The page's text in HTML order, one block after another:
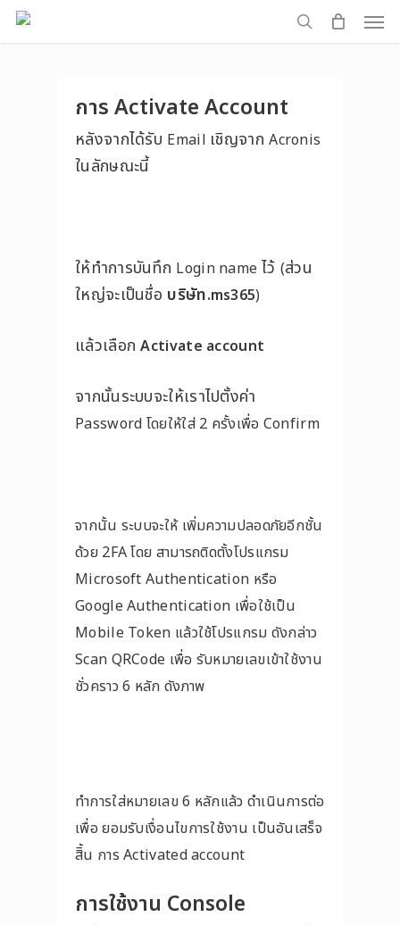
Skip
to
search
การActivate Account
หลังจากได้รับ Email เชิญจากAcronis
ในลักษณะนี้
ให้ทำการบันทึก Login name ไว้ (ส่วน
ใหญ่จะเป็นชื่อ บริษัท.ms365)
แล้วเลือกActivate account
จากนั้นระบบจะให้เราไปตั้งค่า
Password โดยให้ใส่ 2 ครั้งเพื่อ Confirm
จากนั้น ระบบจะให้ เพิ่มความปลอดภัยอีกชั้น
ด้วย 2FA โดย สามารถติดตั้งโปรแกรม
Microsoft Authentication หรือ
Google Authentication เพื่อใช้เป็น
Mobile Token แล้วใช้โปรแกรม ดังกล่าว
Scan QRCode เพื่อ รับหมายเลขเข้าใช้งาน
ชั่วคราว 6 หลัก ดังภาพ
ทำการใส่หมายเลข 6 หลักแล้ว ดำเนินการต่อ
เพื่อ ยอมรับเงื่อนไขการใช้งาน เป็นอันเสร็จ
สิิ้น การ Activated account
การใช้งาน Console